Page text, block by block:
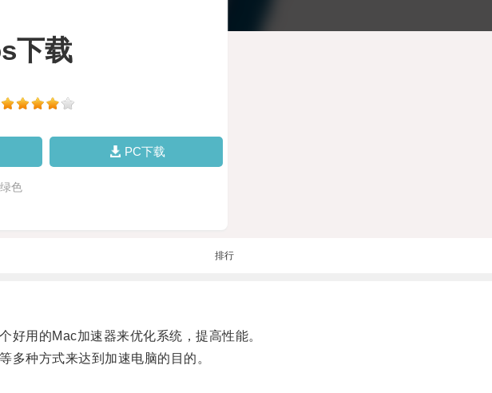
下载
PC下载
色
排行
用的Mac加速器来优化系统，提高性能。
种方式来达到加速电脑的目的。